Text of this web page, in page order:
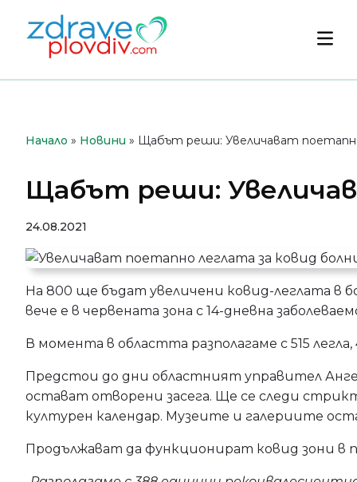
съдържанието
Начало » Новини » Щабът реши: Увеличават
Щабът реши:
24.08.2021
На 800 ще бъдат увеличени ковид-леглата в
вече е в червената зона с 14-дневна
В момента в областта разполагаме с 515
Предстои до дни областният управител
остават отворени засега. Ще се следи
културен календар. Музеите и галериите
Продължават да функционират ковид зони в